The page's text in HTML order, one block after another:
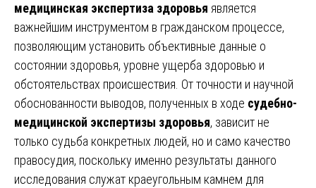
медицинская экспертиза здоровья является
важнейшим инструментом в гражданском процессе,
позволяющим установить объективные данные о
состоянии здоровья, уровне ущерба здоровью и
обстоятельствах происшествия. От точности и научной
обоснованности выводов, полученных в ходе судебно-
медицинской экспертизы здоровья, зависит не
только судьба конкретных людей, но и само качество
правосудия, поскольку именно результаты данного
исследования служат краеугольным камнем для